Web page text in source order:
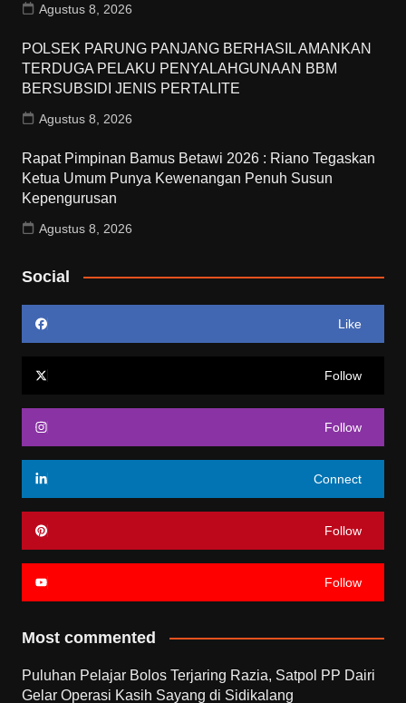
Agustus 8, 2026
POLSEK PARUNG PANJANG BERHASIL AMANKAN
TERDUGA PELAKU PENYALAHGUNAAN BBM
BERSUBSIDI JENIS PERTALITE
Agustus 8, 2026
Rapat Pimpinan Bamus Betawi 2026 : Riano Tegaskan
Ketua Umum Punya Kewenangan Penuh Susun
Kepengurusan
Agustus 8, 2026
Social
Like
Follow
Follow
Connect
Follow
Follow
Most commented
Puluhan Pelajar Bolos Terjaring Razia, Satpol PP Dairi
Gelar Operasi Kasih Sayang di Sidikalang